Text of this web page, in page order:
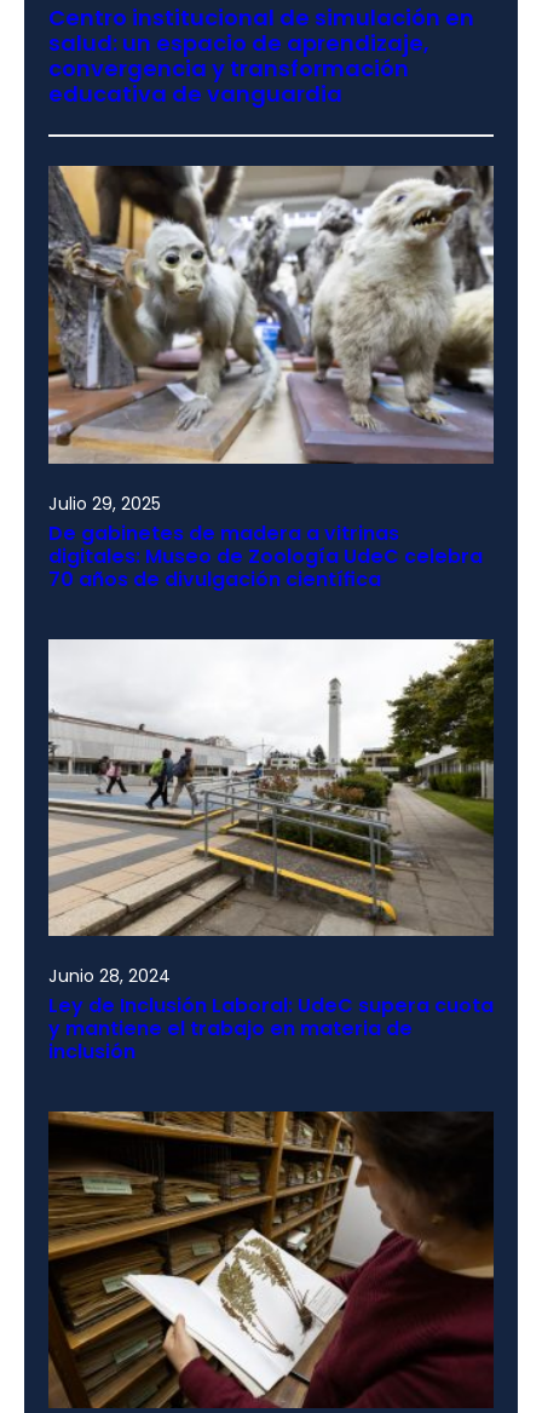
Centro institucional de simulación en
salud: un espacio de aprendizaje,
convergencia y transformación
educativa de vanguardia
Julio 29, 2025
De gabinetes de madera a vitrinas
digitales: Museo de Zoología UdeC celebra
70 años de divulgación científica
Junio 28, 2024
Ley de Inclusión Laboral: UdeC supera cuota
y mantiene el trabajo en materia de
inclusión